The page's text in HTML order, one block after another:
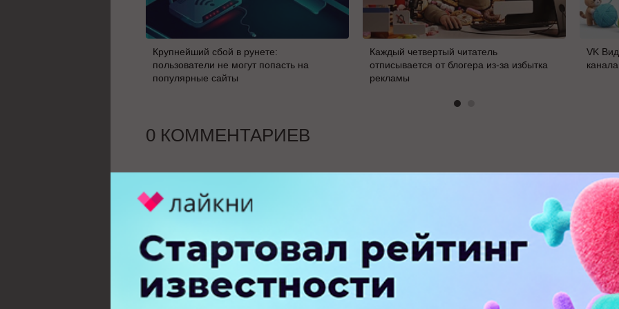
Крупнейший сбой в рунете:
пользователи не могут попасть на
популярные сайты
Каждый четвертый читатель
отписывается от блогера из-за избытка
рекламы
VK
0 КОММЕНТАРИЕВ
ПЕРЕЙТИ НА ПОЛНУЮ ВЕРСИЮ